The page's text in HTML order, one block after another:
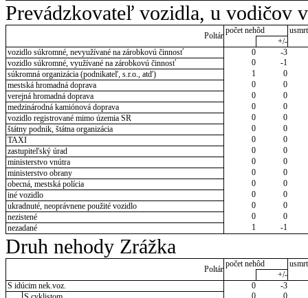
Prevádzkovateľ vozidla, u vodičov
Poltár
počet nehôd
+/-
vozidlo súkromné, nevyužívané na zárobkovú činnosť
0
-3
vozidlo súkromné, využívané na zárobkovú činnosť
0
-1
súkromná organizácia (podnikateľ, s.r.o., atď)
1
0
mestská hromadná doprava
0
0
verejná hromadná doprava
0
0
medzinárodná kamiónová doprava
0
0
vozidlo registrované mimo územia SR
0
0
štátny podnik, štátna organizácia
0
0
TAXI
0
0
zastupiteľský úrad
0
0
ministerstvo vnútra
0
0
ministerstvo obrany
0
0
obecná, mestská polícia
0
0
iné vozidlo
0
0
ukradnuté, neoprávnene použité vozidlo
0
0
nezistené
0
0
nezadané
1 -1
Druh nehody Zrážka
Poltár
počet nehôd
+/-
S idúcim nek.voz.
0
-3